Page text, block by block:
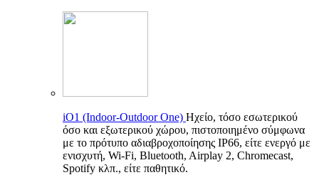
iO1 (Indoor-Outdoor One) Ηχείο, τόσο εσωτερικού
όσο και εξωτερικού χώρου, πιστοποιημένο σύμφωνα
με το πρότυπο αδιαβροχοποίησης IP66, είτε ενεργό με
ενισχυτή, Wi-Fi, Bluetooth, Airplay 2, Chromecast,
Spotify κλπ., είτε παθητικό.